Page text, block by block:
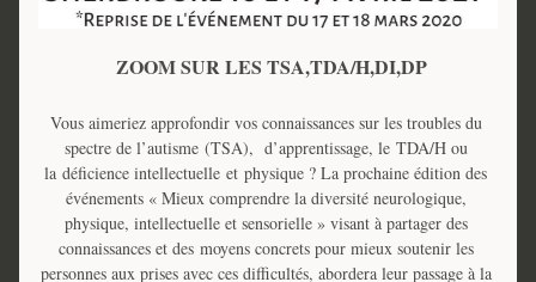
ZOOM SUR LES TSA,TDA/H,DI,DP
Vous aimeriez approfondir vos connaissances sur les troubles du
spectre de l’autisme (TSA),  d’apprentissage, le TDA/H ou
la déficience intellectuelle et physique ? La prochaine édition des
événements « Mieux comprendre la diversité neurologique,
physique, intellectuelle et sensorielle » visant à partager des
connaissances et des moyens concrets pour mieux soutenir les
personnes aux prises avec ces difficultés, abordera leur passage à la